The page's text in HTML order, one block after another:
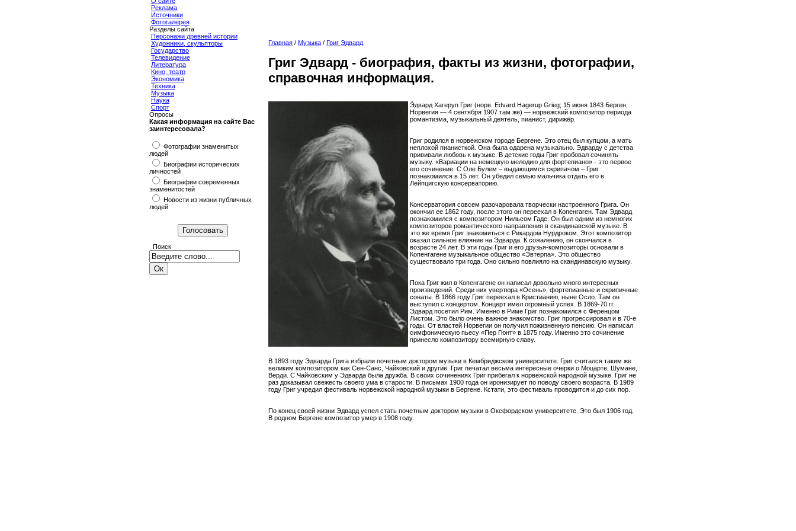
Реклама
Источники
Фотогалерея
Разделы сайта
Персонажи древней истории
Художники, скульпторы
Государство
Телевидение
Литература
Кино, театр
Экономика
Техника
Музыка
Наука
Спорт
Опросы
Какая информация на сайте Вас
заинтересовала?
Фотографии знаменитых
людей
Биографии исторических
личностей
Биографии современных
знаменитостей
Новости из жизни публичных
людей
Поиск
Главная / Музыка / Григ Эдвард
Григ Эдвард - биография, факты из жизни, фотографии,
справочная информация.
Э́двард Хагеруп Григ (норв. Edvard Hagerup Grieg; 15 июня 1843 Берген,
Норвегия — 4 сентября 1907 там же) — норвежский композитор периода
романтизма, музыкальный деятель, пианист, дирижёр.
Григ родился в норвежском городе Бергене. Это отец был купцом, а мать
неплохой пианисткой. Она была одарена музыкально. Эдварду с детства
прививали любовь к музыке. В детские годы Григ пробовал сочинять
музыку. «Вариации на немецкую мелодию для фортепиано» - это первое
его сочинение. С Оле Булем – выдающимся скрипачом – Григ
познакомился в 15 лет. Он убедил семью мальчика отдать его в
Лейпцигскую консерваторию.
Консерватория совсем разочаровала творчески настроенного Грига. Он
окончил ее 1862 году, после этого он переехал в Копенгаген. Там Эдвард
познакомился с композитором Нильсом Гаде. Он был одним из немногих
композиторов романтического направления в скандинавской музыке. В
это же время Григ знакомиться с Рикардом Нурдроком. Этот композитор
оказал сильное влияние на Эдварда. К сожалению, он скончался в
возрасте 24 лет. В эти годы Григ и его друзья-композиторы основали в
Копенгагене музыкальное общество «Эвтерпа». Это общество
существовало три года. Оно сильно повлияло на скандинавскую музыку.
Пока Григ жил в Копенгагене он написал довольно много интересных
произведений. Среди них увертюра «Осень», фортепианные и скрипичные
сонаты. В 1866 году Григ переехал в Кристианию, ныне Осло. Там он
выступил с концертом. Концерт имел огромный успех. В 1869-70 гг.
Эдвард посетил Рим. Именно в Риме Григ познакомился с Ференцом
Листом. Это было очень важное знакомство. Григ прогрессировал и в 70-е
годы. От властей Норвегии он получил пожизненную пенсию. Он написал
симфоническую пьесу «Пер Гюнт» в 1875 году. Именно это сочинение
принесло композитору всемирную славу.
В 1893 году Эдварда Грига избрали почетным доктором музыки в Кембриджском университете. Григ считался таким же
великим композитором как Сен-Санс, Чайковский и другие. Григ печатал весьма интересные очерки о Моцарте, Шумане,
Верди. С Чайковским у Эдварда была дружба. В своих сочинениях Григ прибегал к норвежской народной музыке. Григ не
раз доказывал свежесть своего ума в старости. В письмах 1900 года он иронизирует по поводу своего возраста. В 1989
году Григ учредил фестиваль норвежской народной музыки в Бергене. Кстати, это фестиваль проводится и до сих пор.
По конец своей жизни Эдвард успел стать почетным доктором музыки в Оксфордском университете. Это был 1906 год.
В родном Бергене композитор умер в 1908 году.